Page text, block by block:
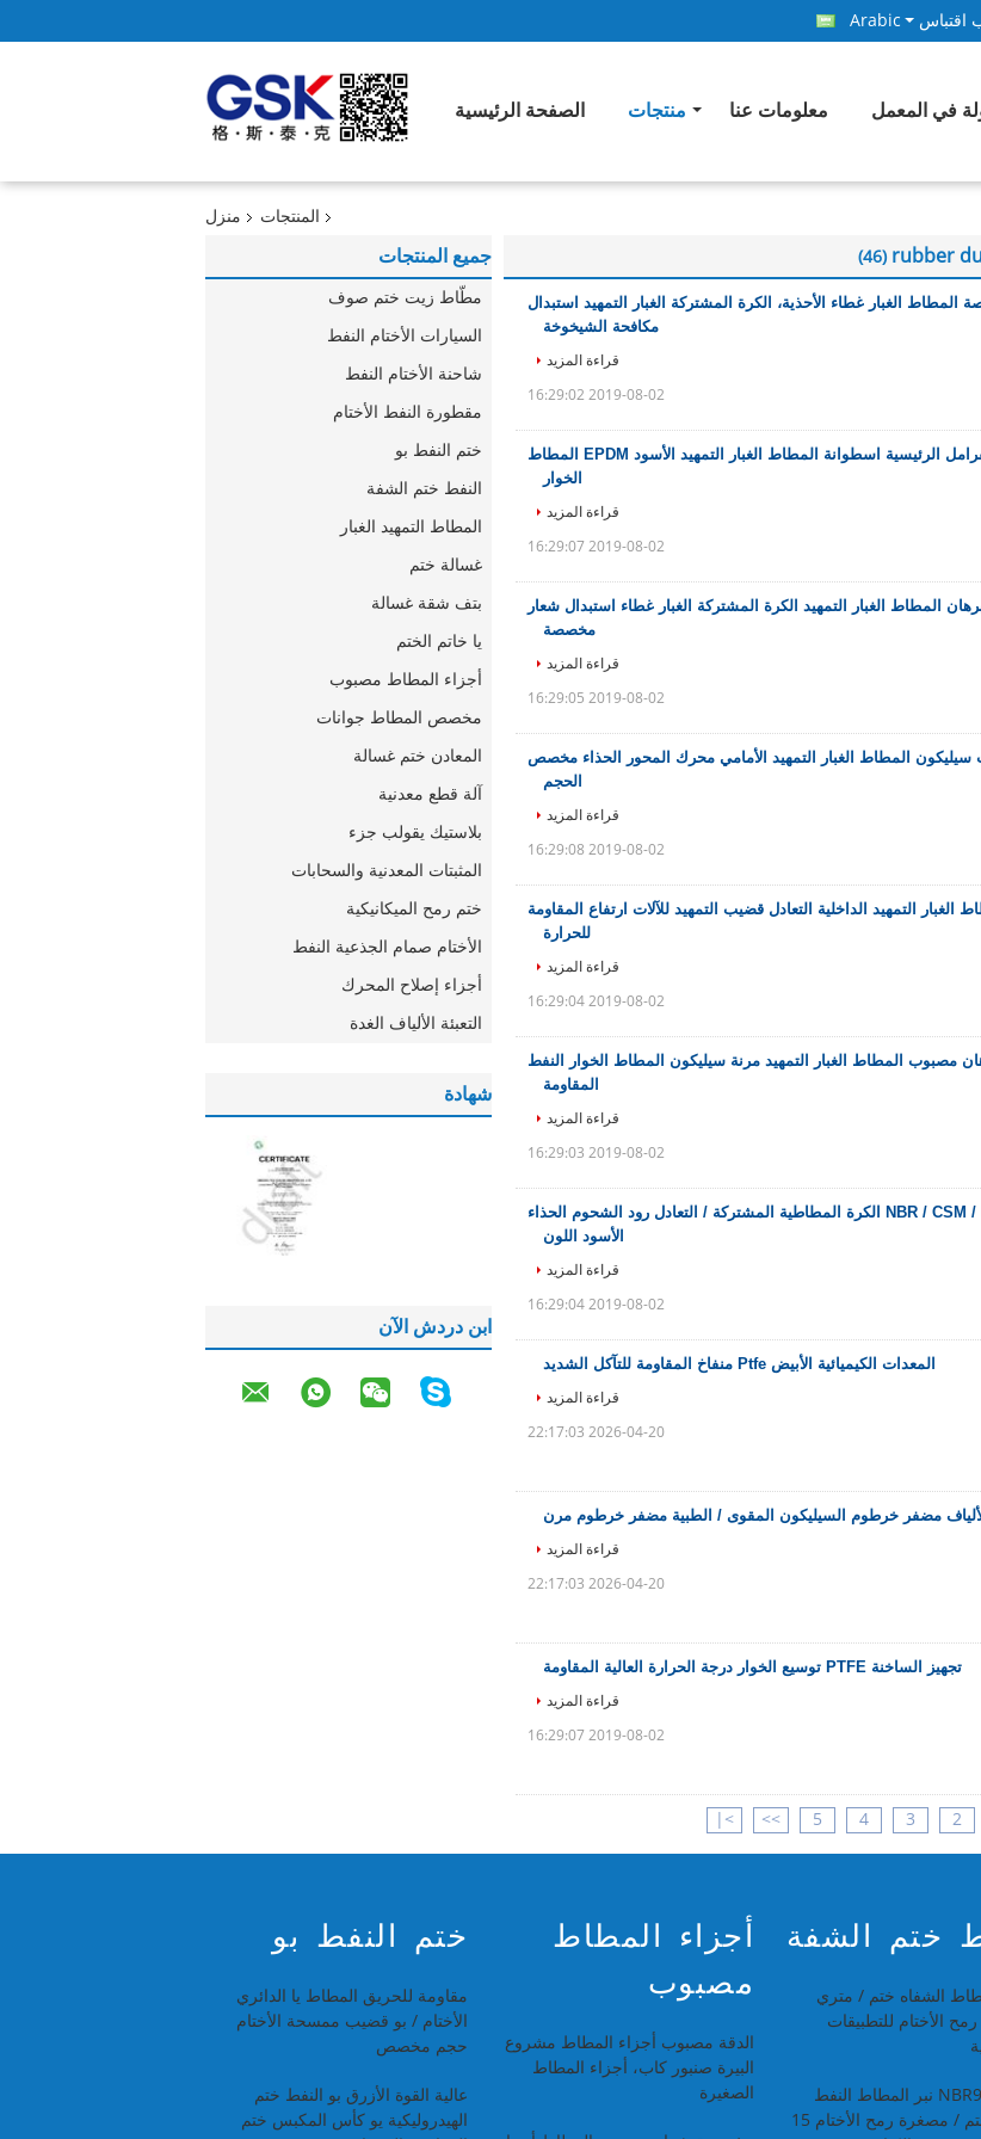
اقتباس Arabic
الصفحة الرئيسية منتجات معلومات عنا في المعمل
منزل المنتجات
جميع المنتجات
مطّاط زيت ختم صوف
السيارات الأختام النفط
شاحنة الأختام النفط
مقطورة النفط الأختام
ختم النفط بو
النفط ختم الشفة
المطاط التمهيد الغبار
غسالة ختم
بتف شقة غسالة
يا خاتم الختم
أجزاء المطاط مصبوب
مخصص المطاط جوانات
المعادن ختم غسالة
آلة قطع معدنية
بلاستيك يقولب جزء
المثبتات المعدنية والسحابات
ختم رمح الميكانيكية
الأختام صمام الجذعية النفط
أجزاء إصلاح المحرك
التعبئة الألياف الغدة
شهادة
ابن دردش الآن
rubber
(46)
المطاط الغبار غطاء الأحذية، الكرة المشتركة الغبار التمهيد استبدال
مكافحة الشيخوخة
قراءة المزيد
2019-08-02 16:29:02
الفرامل الرئيسية اسطوانة المطاط الغبار التمهيد الأسود EPDM المطاط
الخوار
قراءة المزيد
2019-08-02 16:29:07
برهان المطاط الغبار التمهيد الكرة المشتركة الغبار غطاء استبدال شعار
مخصصة
قراءة المزيد
2019-08-02 16:29:05
سيليكون المطاط الغبار التمهيد الأمامي محرك المحور الحذاء مخصص
الحجم
قراءة المزيد
2019-08-02 16:29:08
الغبار التمهيد الداخلية التعادل قضيب التمهيد للآلات ارتفاع المقاومة
للحرارة
قراءة المزيد
2019-08-02 16:29:04
مصبوب المطاط الغبار التمهيد مرنة سيليكون المطاط الخوار النفط
المقاومة
قراءة المزيد
2019-08-02 16:29:03
/ NBR / CSM / NR الكرة المطاطية المشتركة / التعادل رود الشحوم الحذاء
الأسود اللون
قراءة المزيد
2019-08-02 16:29:04
المعدات الكيميائية الأبيض Ptfe منفاخ المقاومة للتآكل الشديد
قراءة المزيد
2026-04-20 22:17:03
مضفر خرطوم السيليكون المقوى / الطبية مضفر خرطوم مرن
قراءة المزيد
2026-04-20 22:17:03
تجهيز الساخنة PTFE توسيع الخوار درجة الحرارة العالية المقاومة
قراءة المزيد
2019-08-02 16:29:07
2
3
4
5
>>
>|
ختم النفط بو
مقاومة للحريق المطاط يا الدائري
الأختام / بو قضيب ممسحة الأختام
حجم مخصص
عالية القوة الأزرق بو النفط ختم
الهيدروليكية يو كأس المكبس ختم
أجزاء المطاط
مصبوب
الدقة مصبوب أجزاء المطاط مشروع
البيرة صنبور كاب، أجزاء المطاط
الصغيرة
ختم الشفة
الشفاه ختم / متري
رمح الأختام للتطبيقات
الأزرق NBR90 نبر المطاط النفط
الشفاه ختم / مصغرة رمح الأختام 15